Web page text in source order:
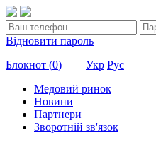
Відновити пароль
Блокнот (0) Укр Рус
Медовий ринок
Новини
Партнери
Зворотній зв'язок